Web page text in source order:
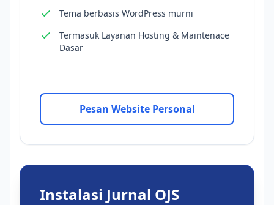
Tema berbasis WordPress murni
Termasuk Layanan Hosting & Maintenace
Dasar
Pesan Website Personal
Instalasi Jurnal OJS